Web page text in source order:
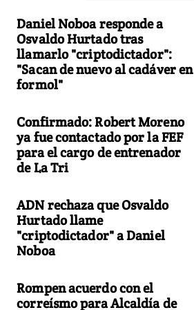
Daniel Noboa responde a
Osvaldo Hurtado tras
llamarlo "criptodictador":
"Sacan de nuevo al cadáver en
formol"
Confirmado: Robert Moreno
ya fue contactado por la FEF
para el cargo de entrenador
de La Tri
ADN rechaza que Osvaldo
Hurtado llame
"criptodictador" a Daniel
Noboa
Rompen acuerdo con el
correísmo para Alcaldía de